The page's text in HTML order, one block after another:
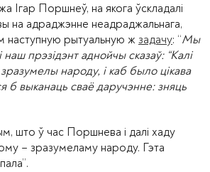
Ігар Поршнеў, на якога ўскладалі
на адраджэнне неадраджальнага,
наступную рытуальную ж задачу: “Мы
прэзідэнт аднойчы сказаў: “Калі
народу, і каб было цікава
б выканаць сваё даручэнне: зняць
што ў час Поршнева і далі хаду
– зразумеламу народу. Гэта